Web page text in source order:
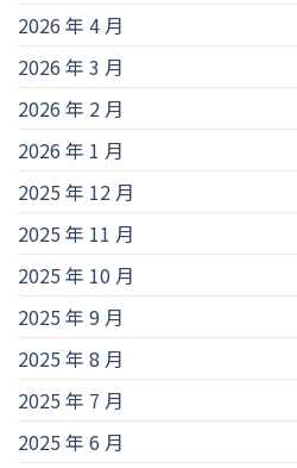
2026 年 4 月
2026 年 3 月
2026 年 2 月
2026 年 1 月
2025 年 12 月
2025 年 11 月
2025 年 10 月
2025 年 9 月
2025 年 8 月
2025 年 7 月
2025 年 6 月